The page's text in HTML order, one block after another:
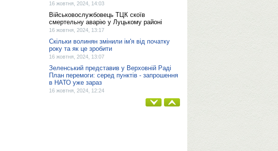
16 жовтня, 2024, 14:03
Військовослужбовець ТЦК скоїв
смертельну аварію у Луцькому районі
16 жовтня, 2024, 13:17
Скільки волинян змінили ім'я від початку
року та як це зробити
16 жовтня, 2024, 13:07
Зеленський представив у Верховній Раді
План перемоги: серед пунктів - запрошення
в НАТО уже зараз
16 жовтня, 2024, 12:24